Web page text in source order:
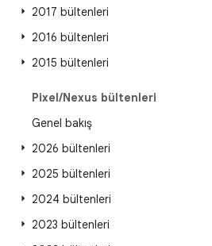
2017 bültenleri
2016 bültenleri
2015 bültenleri
Pixel/Nexus bültenleri
Genel bakış
2026 bültenleri
2025 bültenleri
2024 bültenleri
2023 bültenleri